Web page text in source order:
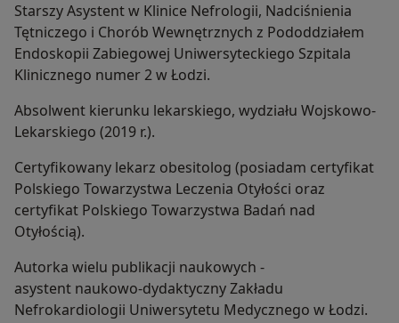
Starszy Asystent w Klinice Nefrologii, Nadciśnienia
Tętniczego i Chorób Wewnętrznych z Pododdziałem
Endoskopii Zabiegowej Uniwersyteckiego Szpitala
Klinicznego numer 2 w Łodzi.
Absolwent kierunku lekarskiego, wydziału Wojskowo-
Lekarskiego (2019 r.).
Certyfikowany lekarz obesitolog (posiadam certyfikat
Polskiego Towarzystwa Leczenia Otyłości oraz
certyfikat Polskiego Towarzystwa Badań nad
Otyłością).
Autorka wielu publikacji naukowych -
asystent naukowo-dydaktyczny Zakładu
Nefrokardiologii Uniwersytetu Medycznego w Łodzi.